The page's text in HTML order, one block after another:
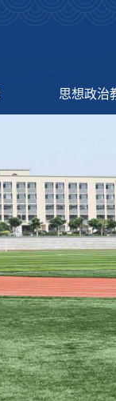
思想政治